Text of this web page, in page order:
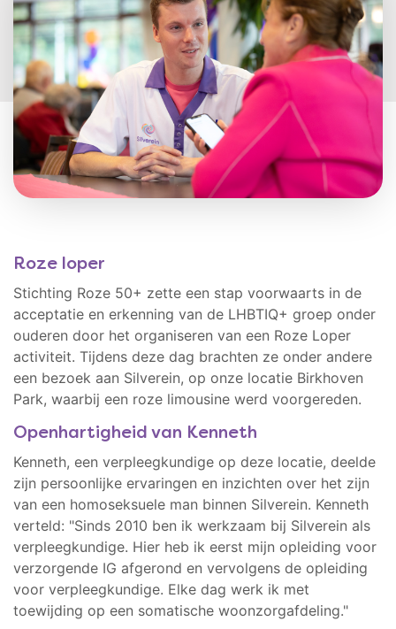
Roze loper
Stichting Roze 50+ zette een stap voorwaarts in de
acceptatie en erkenning van de LHBTIQ+ groep onder
ouderen door het organiseren van een Roze Loper
activiteit. Tijdens deze dag brachten ze onder andere
een bezoek aan Silverein, op onze locatie Birkhoven
Park, waarbij een roze limousine werd voorgereden.
Openhartigheid van Kenneth
Kenneth, een verpleegkundige op deze locatie, deelde
zijn persoonlijke ervaringen en inzichten over het zijn
van een homoseksuele man binnen Silverein. Kenneth
verteld: "Sinds 2010 ben ik werkzaam bij Silverein als
verpleegkundige. Hier heb ik eerst mijn opleiding voor
verzorgende IG afgerond en vervolgens de opleiding
voor verpleegkundige. Elke dag werk ik met
toewijding op een somatische woonzorgafdeling."